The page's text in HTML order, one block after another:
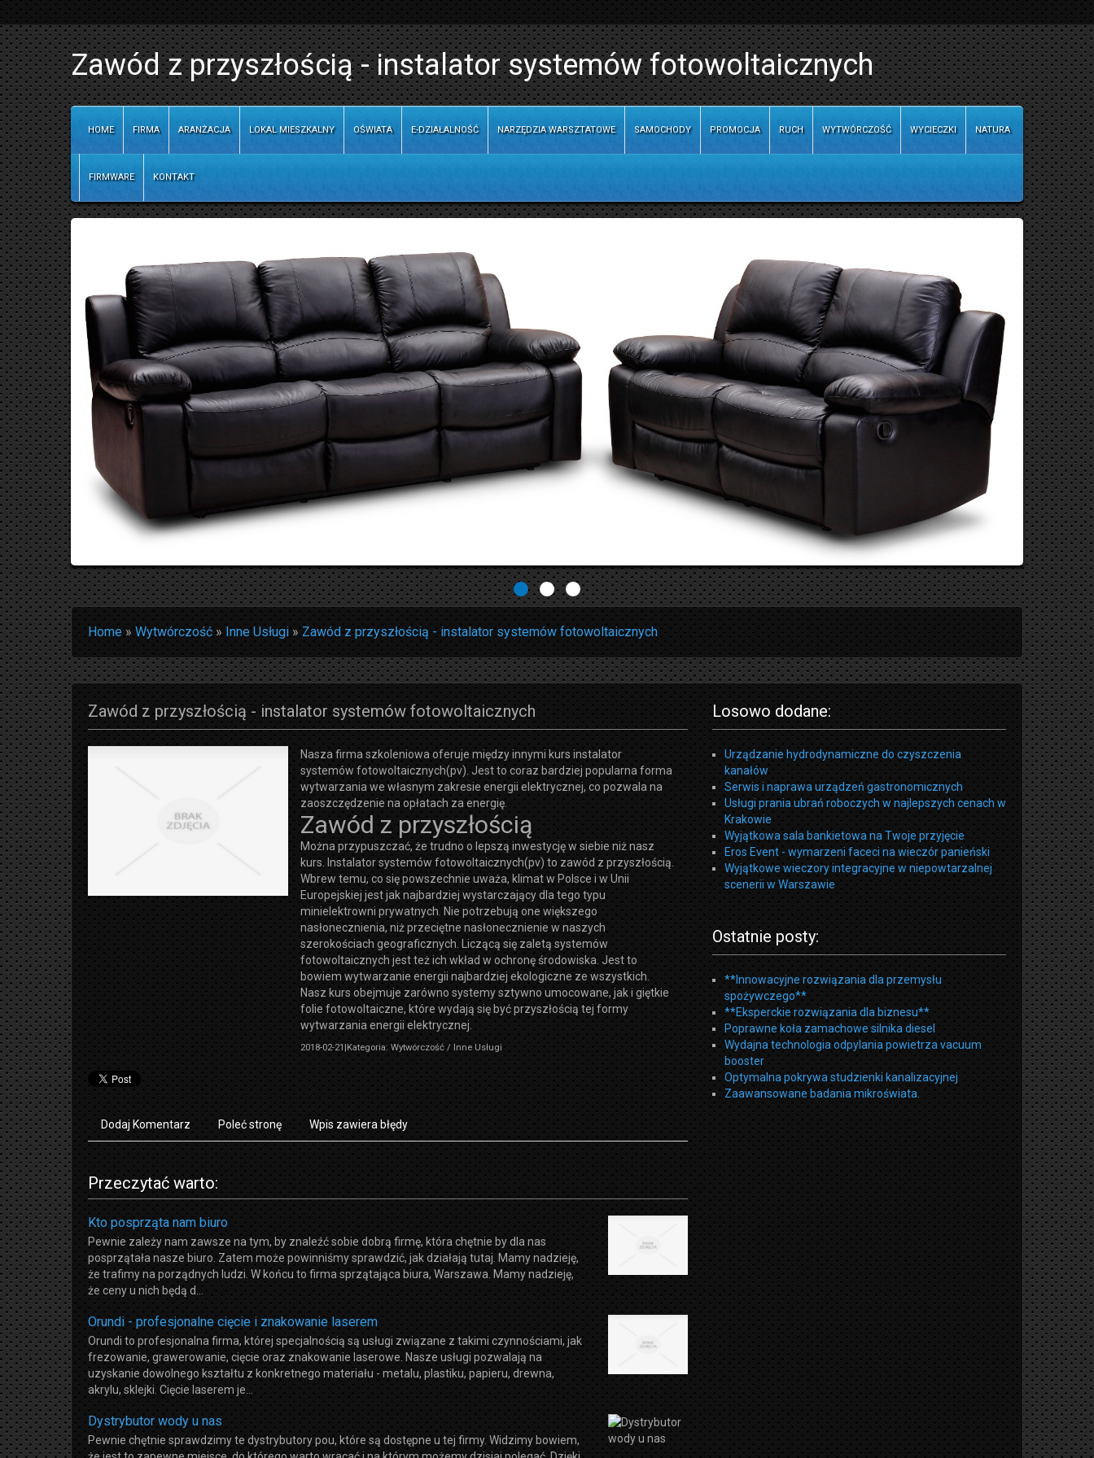
Zawód z przyszłością - instalator systemów fotowoltaicznych
HOME FIRMA ARANŻACJA LOKAL MIESZKALNY OŚWIATA E-DZIAŁALNOŚĆ NARZĘDZIA WARSZTATOWE SAMOCHODY PROMOCJA RUCH WYTWÓRCZOŚĆ WYCIECZKI NATURA
FIRMWARE KONTAKT
Home»Wytwórczość » Inne Usługi»Zawód z przyszłością - instalator systemów fotowoltaicznych
Zawód z przyszłością - instalator systemów fotowoltaicznych
Nasza firma szkoleniowa oferuje między innymi kurs instalator
systemów fotowoltaicznych(pv). Jest to coraz bardziej popularna forma
wytwarzania we własnym zakresie energii elektrycznej, co pozwala na
zaoszczędzenie na opłatach za energię.
Zawód z przyszłością
Można przypuszczać, że trudno o lepszą inwestycję w siebie niż nasz
kurs. Instalator systemów fotowoltaicznych(pv) to zawód z przyszłością.
Wbrew temu, co się powszechnie uważa, klimat w Polsce i w Unii
Europejskiej jest jak najbardziej wystarczający dla tego typu
minielektrowni prywatnych. Nie potrzebują one większego
nasłonecznienia, niż przeciętne nasłonecznienie w naszych
szerokościach geograficznych. Liczącą się zaletą systemów
fotowoltaicznych jest też ich wkład w ochronę środowiska. Jest to
bowiem wytwarzanie energii najbardziej ekologiczne ze wszystkich.
Nasz kurs obejmuje zarówno systemy sztywno umocowane, jak i giętkie
folie fotowoltaiczne, które wydają się być przyszłością tej formy
wytwarzania energii elektrycznej.
2018-02-21 |Kategoria: Wytwórczość / Inne Usługi
Dodaj Komentarz Poleć stronę Wpis zawiera błędy
Przeczytać warto:
Kto posprząta nam biuro
Pewnie zależy nam zawsze na tym, by znaleźć sobie dobrą firmę, która chętnie by dla nas
posprzątała nasze biuro. Zatem może powinniśmy sprawdzić, jak działają tutaj. Mamy nadzieję,
że trafimy na porządnych ludzi. W końcu to firma sprzątająca biura, Warszawa. Mamy nadzieję,
że ceny u nich będą d...
Orundi - profesjonalne cięcie i znakowanie laserem
Orundi to profesjonalna firma, której specjalnością są usługi związane z takimi czynnościami, jak
frezowanie, grawerowanie, cięcie oraz znakowanie laserowe. Nasze usługi pozwalają na
uzyskanie dowolnego kształtu z konkretnego materiału - metalu, plastiku, papieru, drewna,
akrylu, sklejki. Cięcie laserem je...
Dystrybutor wody u nas
Pewnie chętnie sprawdzimy te dystrybutory pou, które są dostępne u tej firmy. Widzimy bowiem,
Losowo dodane:
Urządzanie hydrodynamiczne do czyszczenia
kanałów
Serwis i naprawa urządzeń gastronomicznych
Usługi prania ubrań roboczych w najlepszych cenach w
Krakowie
Wyjątkowa sala bankietowa na Twoje przyjęcie
Eros Event - wymarzeni faceci na wieczór panieński
Wyjątkowe wieczory integracyjne w niepowtarzalnej
scenerii w Warszawie
Ostatnie posty:
**Innowacyjne rozwiązania dla przemysłu
spożywczego**
**Eksperckie rozwiązania dla biznesu**
Poprawne koła zamachowe silnika diesel
Wydajna technologia odpylania powietrza vacuum
booster
Optymalna pokrywa studzienki kanalizacyjnej
Zaawansowane badania mikroświata.